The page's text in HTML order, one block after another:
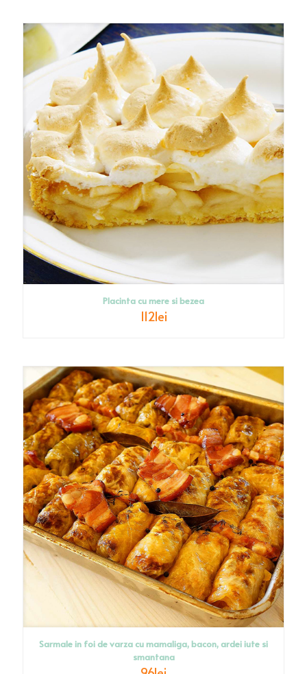
Placinta cu mere si bezea
112lei
Sarmale in foi de varza cu mamaliga, bacon, ardei iute si
smantana